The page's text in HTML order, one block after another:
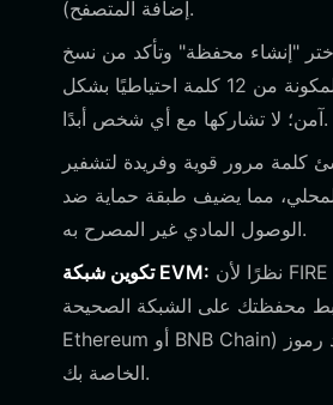
إضافة المتصفح).
"إنشاء محفظة" وتأكد من نسخ
عبارتك الاستردادية المكونة من 12 كلمة احتياطيًا بشكل
آمن؛ لا تشاركها مع أي شخص أبدًا.
كلمة مرور قوية وفريدة لتشفير
مما يضيف طبقة حماية ضد
الوصول المادي غير المصرح به.
تكوين شبكة EVM:
محفظتك على الشبكة الصحيحة (مثل
Ethereum أو BNB Chain) حيث تتواجد رموز FIRE
الخاصة بك.